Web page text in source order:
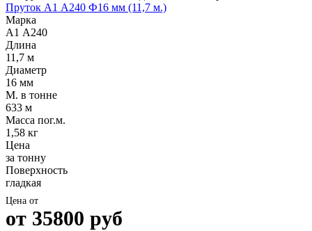
Пруток А1 А240 Ф16 мм (11,7 м.)
Марка
А1 А240
Длина
11,7 м
Диаметр
16 мм
М. в тонне
633 м
Масса пог.м.
1,58 кг
Цена
за тонну
Поверхность
гладкая
Цена от
от 35800 руб